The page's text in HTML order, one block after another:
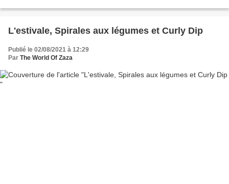
L'estivale, Spirales aux légumes et Curly Dip
Publié le 02/08/2021 à 12:29
Par The World Of Zaza